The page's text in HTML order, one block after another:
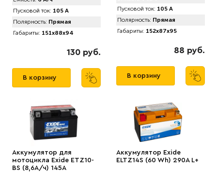
Пусковой ток: 105 А
Полярность: Прямая
Габариты: 151x88x94
130 руб.
В корзину
Пусковой ток: 105 А
Полярность: Прямая
Габариты: 152x87x95
88 руб.
В корзину
Аккумулятор для
мотоцикла Exide ETZ10-
BS (8,6А/ч) 145A
Аккумулятор Exide
ELTZ14S (60 Wh) 290A L+